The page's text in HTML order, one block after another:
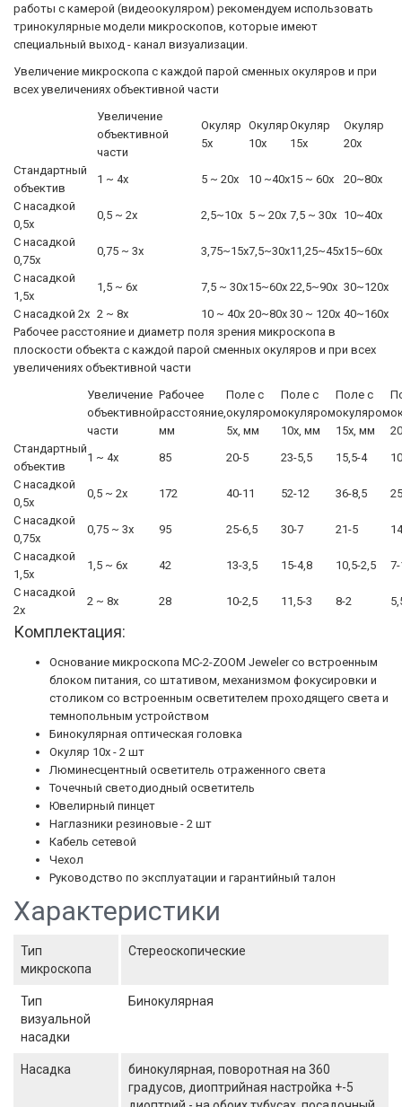
работы с камерой (видеоокуляром) рекомендуем использовать
тринокулярные модели микроскопов, которые имеют
специальный выход - канал визуализации.
Увеличение микроскопа с каждой парой сменных окуляров и при
всех увеличениях объективной части
Увеличение
объективной
части
Окуляр
5х
Окуляр
10х
Окуляр
15х
Окуляр
20х
Стандартный
объектив
1 ~ 4х 5 ~ 20х 10 ~40х15 ~ 60х
20~80х
С насадкой
0,5х
0,5 ~ 2х 2,5~10х 5 ~ 20х 7,5 ~ 30х 10~40х
С насадкой
0,75х
0,75 ~ 3х 3,75~15х7,5~30х11,25~45х15~60х
С насадкой
1,5х
1,5 ~ 6х 7,5 ~ 30х15~60х 22,5~90х 30~120х
С насадкой 2х 2 ~ 8х 10 ~ 40х 20~80х 30 ~ 120х 40~160х
Рабочее расстояние и диаметр поля зрения микроскопа в
плоскости объекта с каждой парой сменных окуляров и при всех
увеличениях объективной части
Увеличение
объективной
части
Рабочее
расстояние,
мм
Поле с
окуляром
5х, мм
Поле с
окуляром
10х, мм
Поле с
окуляром
15х, мм
Стандартный
объектив
1 ~ 4х 85 20-5 23-5,5 15,5-4
С насадкой
0,5х
0,5 ~ 2х 172 40-11 52-12 36-8,5
С насадкой
0,75х
0,75 ~ 3х 95 25-6,5 30-7 21-5
С насадкой
1,5х
1,5 ~ 6х 42 13-3,5 15-4,8 10,5-2,5
С насадкой
2х
2 ~ 8х 28 10-2,5 11,5-3 8-2
Комплектация:
Основание микроскопа МС-2-ZOOM Jeweler со встроенным
блоком питания, со штативом, механизмом фокусировки и
столиком со встроенным осветителем проходящего света и
темнопольным устройством
Бинокулярная оптическая головка
Окуляр 10х - 2 шт
Люминесцентный осветитель отраженного света
Точечный светодиодный осветитель
Ювелирный пинцет
Наглазники резиновые - 2 шт
Кабель сетевой
Чехол
Руководство по эксплуатации и гарантийный талон
Характеристики
Тип
микроскопа
Стереоскопические
Тип
визуальной
насадки
Бинокулярная
Насадка
бинокулярная, поворотная на 360
градусов, диоптрийная настройка +-5